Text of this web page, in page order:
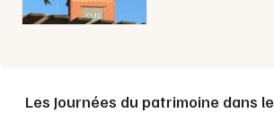
Les Journées du patrimoine dans le